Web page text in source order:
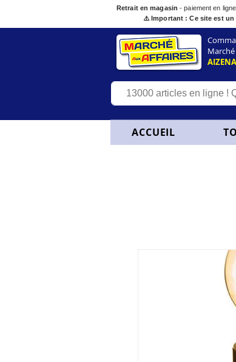
Retrait en magasin - paiement en
⚠️ Important : Ce site est un
ACCUEIL